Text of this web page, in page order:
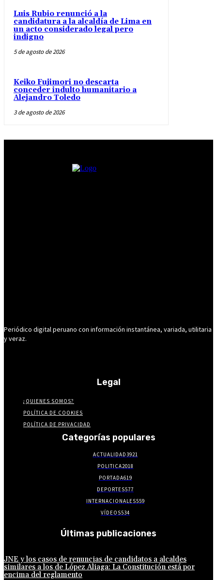
Luis Rubio renunció a la
candidatura a la alcaldía de Lima en
un acto considerado legal pero
indigno
5 de agosto de 2026
Keiko Fujimori no descarta
conceder indulto humanitario a
Alejandro Toledo
3 de agosto de 2026
Periódico digital peruano con información instantánea, variada, utilitaria
y veraz.
Legal
¿QUIENES SOMOS?
POLÍTICA DE COOKIES
POLÍTICA DE PRIVACIDAD
Categorías populares
ACTUALIDAD3921
POLITICA2018
PORTADA619
DEPORTES577
INTERNACIONALES559
VÍDEOS534
Últimas publicaciones
JNE y los casos de renuncias de candidatos a alcaldes
similares a los de López Aliaga: La Constitución está por
encima del reglamento